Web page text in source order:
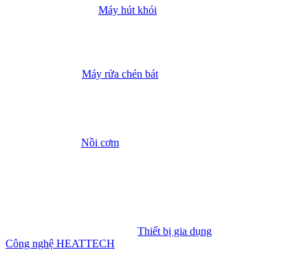
Máy hút khói
Máy rửa chén bát
Nồi cơm
Thiết bị gia dụng
Công nghệ HEATTECH